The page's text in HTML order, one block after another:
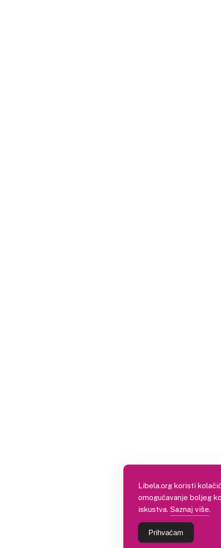
Libela.org koristi
omogućavanje boljeg
iskustva. Saznaj više.
Prihvaćam